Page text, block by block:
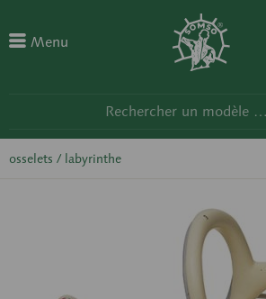
Menu
osselets / labyrinthe